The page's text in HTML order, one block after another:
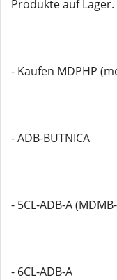
Produkte auf Lager.
- Kaufen MDPHP
- ADB-BUTNICA
- 5CL-ADB-A
- 6CL-ADB-A